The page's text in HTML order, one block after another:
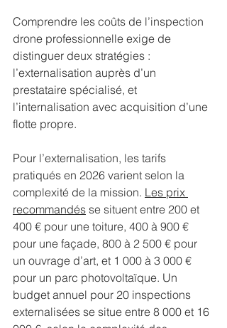
Comprendre les coûts de l’inspection
drone professionnelle exige de
distinguer deux stratégies :
l’externalisation auprès d’un
prestataire spécialisé, et
l’internalisation avec acquisition d’une
flotte propre.
Pour l’externalisation, les tarifs
pratiqués en 2026 varient selon la
complexité de la mission. Les prix
recommandés se situent entre 200 et
400 € pour une toiture, 400 à 900 €
pour une façade, 800 à 2 500 € pour
un ouvrage d’art, et 1 000 à 3 000 €
pour un parc photovoltaïque. Un
budget annuel pour 20 inspections
externalisées se situe entre 8 000 et 16